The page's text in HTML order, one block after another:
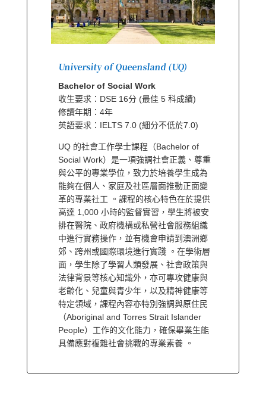
University of Queensland (UQ)
Bachelor of Social Work
收生要求：DSE 16分 (最佳 5 科成績)
修讀年期：4年
英語要求：IELTS 7.0 (細分不低於7.0)
UQ 的社會工作學士課程（Bachelor of
Social Work）是一項強調社會正義、尊重
與公平的專業學位，致力於培養學生成為
能夠在個人、家庭及社區層面推動正面變
革的專業社工 。課程的核心特色在於提供
高達 1,000 小時的監督實習，學生將被安
排在醫院、政府機構或私營社會服務組織
中進行實務操作，並有機會申請到澳洲鄉
郊、跨州或國際環境進行實踐 。在學術層
面，學生除了學習人類發展、社會政策與
法律背景等核心知識外，亦可專攻健康與
老齡化、兒童與青少年，以及精神健康等
特定領域，課程內容亦特別強調與原住民
（Aboriginal and Torres Strait Islander
People）工作的文化能力，確保畢業生能
具備應對複雜社會挑戰的專業素養 。